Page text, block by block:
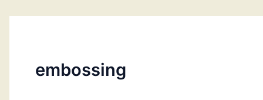
embossing